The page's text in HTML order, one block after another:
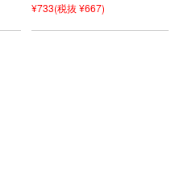
¥733(税抜 ¥667)